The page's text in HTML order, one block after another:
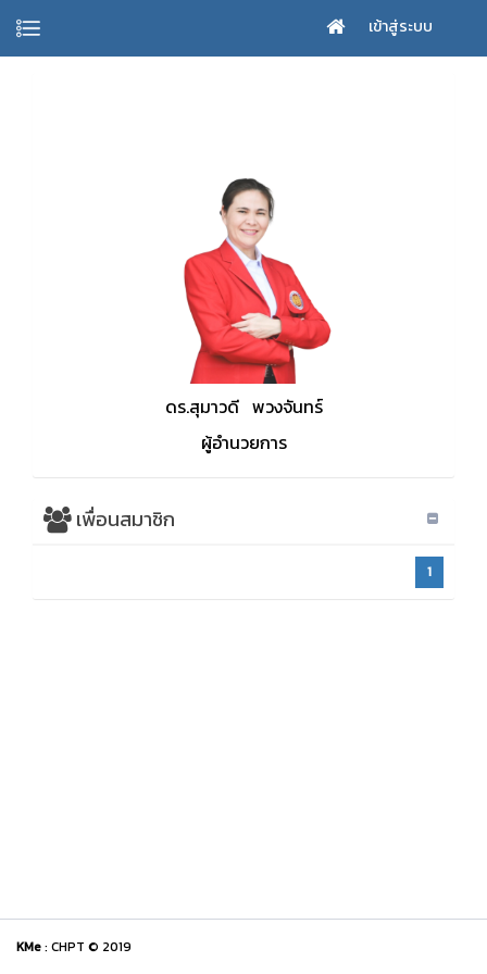
เข้าสู่ระบบ
ดร.สุมาวดี พวงจันทร์
ผู้อำนวยการ
เพื่อนสมาชิก
1
KMe: CHPT © 2019